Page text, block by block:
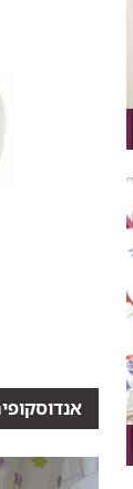
גלולה